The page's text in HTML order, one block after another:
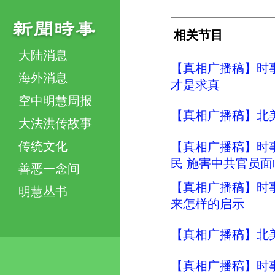
大陆消息
海外消息
空中明慧周报
大法洪传故事
传统文化
善恶一念间
明慧丛书
相关节目
【真相广播稿】
才是求真
【真相广播稿】
【真相广播稿】
民 施害中共官员
【真相广播稿】
来怎样的启示
【真相广播稿】
【真相广播稿】